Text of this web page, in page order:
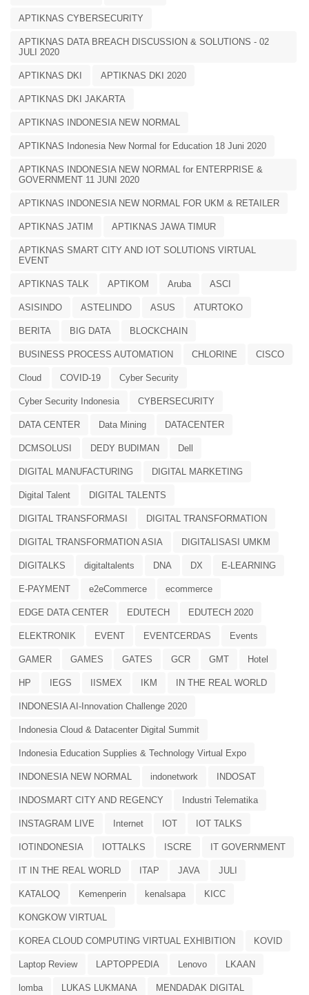
APTIKNAS CYBERSECURITY
APTIKNAS DATA BREACH DISCUSSION & SOLUTIONS - 02
JULI 2020
APTIKNAS DKI APTIKNAS DKI 2020
APTIKNAS DKI JAKARTA
APTIKNAS INDONESIA NEW NORMAL
APTIKNAS Indonesia New Normal for Education 18 Juni 2020
APTIKNAS INDONESIA NEW NORMAL for ENTERPRISE &
GOVERNMENT 11 JUNI 2020
APTIKNAS INDONESIA NEW NORMAL FOR UKM & RETAILER
APTIKNAS JATIM APTIKNAS JAWA TIMUR
APTIKNAS SMART CITY AND IOT SOLUTIONS VIRTUAL
EVENT
APTIKNAS TALK APTIKOM Aruba ASCI
ASISINDO ASTELINDO ASUS ATURTOKO
BERITA BIG DATA BLOCKCHAIN
BUSINESS PROCESS AUTOMATION CHLORINE CISCO
Cloud COVID-19 Cyber Security
Cyber Security Indonesia CYBERSECURITY
DATA CENTER Data Mining DATACENTER
DCMSOLUSI DEDY BUDIMAN Dell
DIGITAL MANUFACTURING DIGITAL MARKETING
Digital Talent DIGITAL TALENTS
DIGITAL TRANSFORMASI DIGITAL TRANSFORMATION
DIGITAL TRANSFORMATION ASIA DIGITALISASI UMKM
DIGITALKS digitaltalents DNA DX E-LEARNING
E-PAYMENT e2eCommerce ecommerce
EDGE DATA CENTER EDUTECH EDUTECH 2020
ELEKTRONIK EVENT EVENTCERDAS Events
GAMER GAMES GATES GCR GMT Hotel
HP IEGS IISMEX IKM IN THE REAL WORLD
INDONESIA AI-Innovation Challenge 2020
Indonesia Cloud & Datacenter Digital Summit
Indonesia Education Supplies & Technology Virtual Expo
INDONESIA NEW NORMAL indonetwork INDOSAT
INDOSMART CITY AND REGENCY Industri Telematika
INSTAGRAM LIVE Internet IOT IOT TALKS
IOTINDONESIA IOTTALKS ISCRE IT GOVERNMENT
IT IN THE REAL WORLD ITAP JAVA JULI
KATALOQ Kemenperin kenalsapa KICC
KONGKOW VIRTUAL
KOREA CLOUD COMPUTING VIRTUAL EXHIBITION KOVID
Laptop Review LAPTOPPEDIA Lenovo LKAAN
lomba LUKAS LUKMANA MENDADAK DIGITAL